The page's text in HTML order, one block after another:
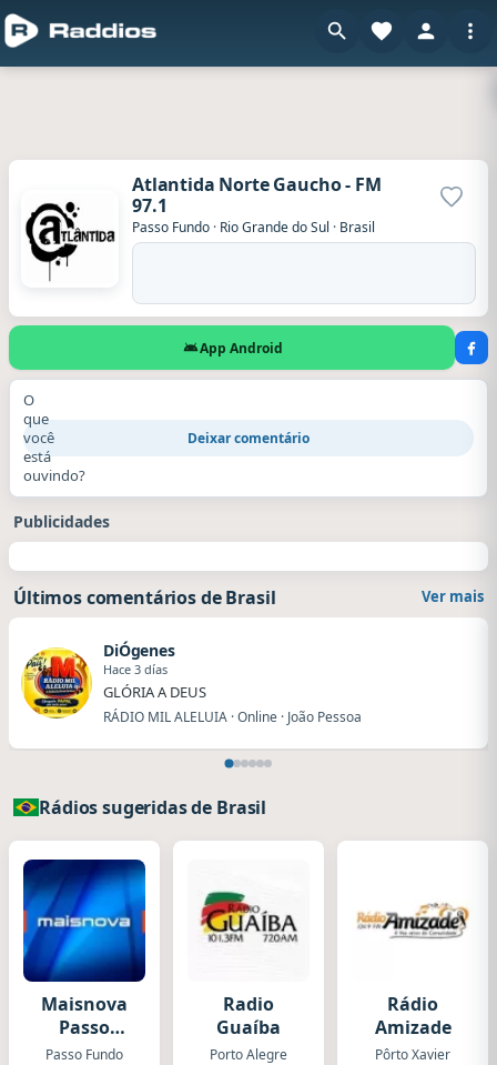
Atlantida Norte Gaucho - FM
97.1
Passo Fundo · Rio Grande do Sul · Brasil
App Android
O
que
você
está
ouvindo?
Deixar comentário
Publicidades
Últimos comentários de Brasil Ver mais
DiÓgenes
Hace 3 días
GLÓRIA A DEUS
RÁDIO MIL ALELUIA · Online · João Pessoa
Rádios sugeridas de Brasil
Maisnova
Passo
Fundo
Passo Fundo
Radio
Guaíba
Porto Alegre
Rádio
Amizade
Pôrto Xavier